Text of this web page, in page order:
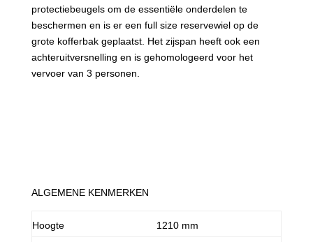
protectiebeugels om de essentiële onderdelen te
beschermen en is er een full size reservewiel op de
grote kofferbak geplaatst. Het zijspan heeft ook een
achteruitversnelling en is gehomologeerd voor het
vervoer van 3 personen.
ALGEMENE KENMERKEN
Hoogte 1210 mm